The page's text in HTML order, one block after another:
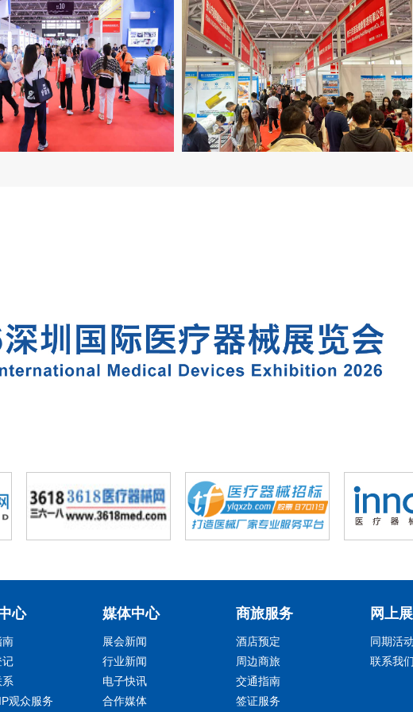
心
南
记
观众服务
媒体中心
展会新闻
行业新闻
电子快讯
合作媒体
商旅服务
酒店预定
周边商旅
交通指南
签证服务
网上
同期活动
联系我们